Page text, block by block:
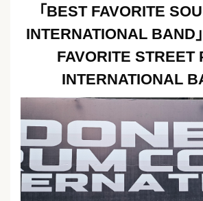
「BEST FAVORITE
INTERNATIONAL BAND
FAVORITE STREET
INTERNATIONAL